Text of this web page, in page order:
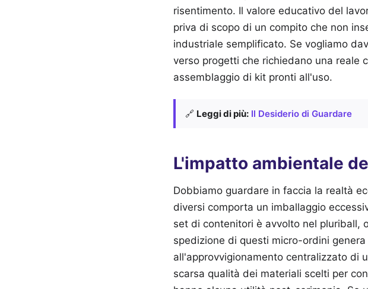
risentimento. Il valore educativo del
priva di scopo di un compito che non
industriale semplificato. Se vogliamo
verso progetti che richiedano una reale
assemblaggio di kit pronti all'uso.
🔗 Leggi di più: Il Desiderio di Guardare
L'impatto ambientale
Dobbiamo guardare in faccia la realtà
diversi comporta un imballaggio
set di contenitori è avvolto nel pluriball,
spedizione di questi micro-ordini
all'approvvigionamento centralizzato di
scarsa qualità dei materiali scelti per